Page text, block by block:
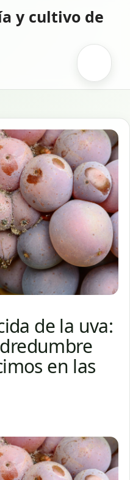
y cultivo de
de la uva:
en las